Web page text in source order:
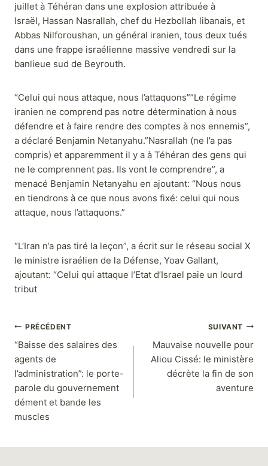
juillet à Téhéran dans une explosion attribuée à
Israël, Hassan Nasrallah, chef du Hezbollah libanais, et
Abbas Nilforoushan, un général iranien, tous deux tués
dans une frappe israélienne massive vendredi sur la
banlieue sud de Beyrouth.
“Celui qui nous attaque, nous l’attaquons””Le régime
iranien ne comprend pas notre détermination à nous
défendre et à faire rendre des comptes à nos ennemis”,
a déclaré Benjamin Netanyahu.”Nasrallah (ne l’a pas
compris) et apparemment il y a à Téhéran des gens qui
ne le comprennent pas. Ils vont le comprendre”, a
menacé Benjamin Netanyahu en ajoutant: “Nous nous
en tiendrons à ce que nous avons fixé: celui qui nous
attaque, nous l’attaquons.”
“L’Iran n’a pas tiré la leçon”, a écrit sur le réseau social X
le ministre israélien de la Défense, Yoav Gallant,
ajoutant: “Celui qui attaque l’Etat d’Israel paie un lourd
tribut
PRÉCÉDENT
“Baisse des salaires des
agents de
l’administration”: le porte-
parole du gouvernement
dément et bande les
muscles
SUIVANT
Mauvaise nouvelle pour
Aliou Cissé: le ministère
décrète la fin de son
aventure